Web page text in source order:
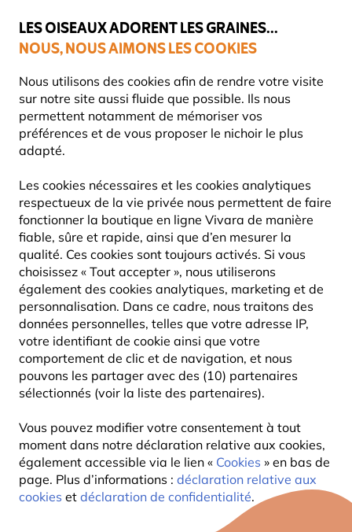
LES OISEAUX ADORENT LES GRAINES...
NOUS, NOUS AIMONS LES COOKIES
Nous utilisons des cookies afin de rendre votre visite
sur notre site aussi fluide que possible. Ils nous
permettent notamment de mémoriser vos
préférences et de vous proposer le nichoir le plus
adapté.
Les cookies nécessaires et les cookies analytiques
respectueux de la vie privée nous permettent de faire
fonctionner la boutique en ligne Vivara de manière
fiable, sûre et rapide, ainsi que d’en mesurer la
qualité. Ces cookies sont toujours activés. Si vous
choisissez « Tout accepter », nous utiliserons
également des cookies analytiques, marketing et de
personnalisation. Dans ce cadre, nous traitons des
données personnelles, telles que votre adresse IP,
votre identifiant de cookie ainsi que votre
comportement de clic et de navigation, et nous
pouvons les partager avec des (10) partenaires
sélectionnés (voir la liste des partenaires).
Vous pouvez modifier votre consentement à tout
moment dans notre déclaration relative aux cookies,
également accessible via le lien « Cookies » en bas de
page. Plus d’informations : déclaration relative aux
cookies et déclaration de confidentialité.
catégories.
Très bien noté dans 11 pays
Livraison express gratuite dès 59 €
Nourriture Pour Oiseaux Vers de farine et insectes
10% DE RÉDUCTION